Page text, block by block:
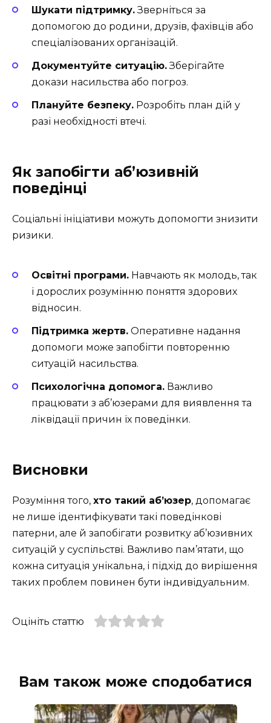
Шукати підтримку.Зверніться за
допомогою до родини, друзів, фахівців або
спеціалізованих організацій.
Документуйте ситуацію.Зберігайте
докази насильства або погроз.
Плануйте безпеку. Розробіть план дій у
разі необхідності втечі.
Як запобігти аб’юзивній
поведінці
Соціальні ініціативи можуть допомогти знизити
ризики.
Освітні програми. Навчають як молодь, так
і дорослих розумінню поняття здорових
відносин.
Підтримка жертв. Оперативне надання
допомоги може запобігти повторенню
ситуацій насильства.
Психологічна допомога. Важливо
працювати з аб’юзерами для виявлення та
ліквідації причин їх поведінки.
Висновки
Розуміння того, хто такий аб’юзер, допомагає
не лише ідентифікувати такі поведінкові
патерни, але й запобігати розвитку аб’юзивних
ситуацій у суспільстві. Важливо пам’ятати, що
кожна ситуація унікальна, і підхід до вирішення
таких проблем повинен бути індивідуальним.
Оцініть статтю
Вам також може сподобатися